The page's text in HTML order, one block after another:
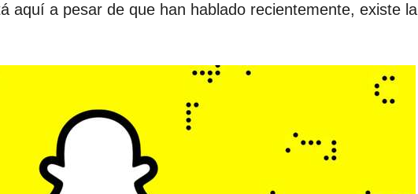
aquí a pesar de que han hablado recientemente, existe la